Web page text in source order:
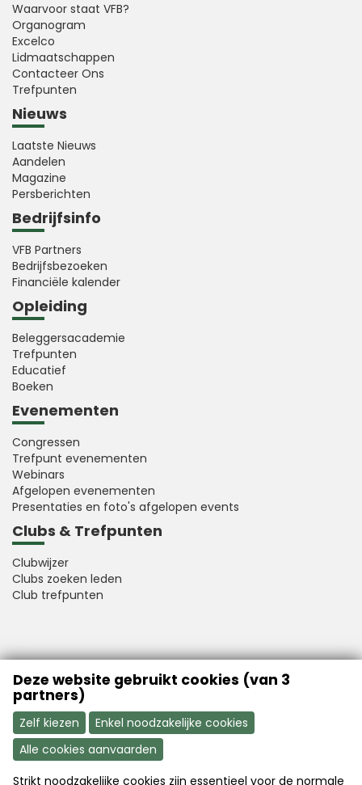
Waarvoor staat VFB?
Organogram
Excelco
Lidmaatschappen
Contacteer Ons
Trefpunten
Nieuws
Laatste Nieuws
Aandelen
Magazine
Persberichten
Bedrijfsinfo
VFB Partners
Bedrijfsbezoeken
Financiële kalender
Opleiding
Beleggersacademie
Trefpunten
Educatief
Boeken
Evenementen
Congressen
Trefpunt evenementen
Webinars
Afgelopen evenementen
Presentaties en foto's afgelopen events
Clubs & Trefpunten
Clubwijzer
Clubs zoeken leden
Club trefpunten
VFB is a member of Better Finance
Deze website gebruikt cookies (van 3
partners)
Zelf kiezen
Enkel noodzakelijke cookies
Alle cookies aanvaarden
Strikt noodzakelijke cookies zijn essentieel voor de normale